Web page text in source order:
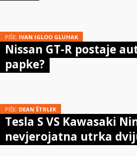
PIŠE: IVAN IGLOO GLUHAK
Nissan GT-R postaje
papke?
PIŠE: DEAN ŠTRLEK
Tesla S VS Kawasaki
nevjerojatna utrka